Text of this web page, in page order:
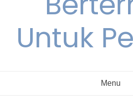
Untuk
Menu